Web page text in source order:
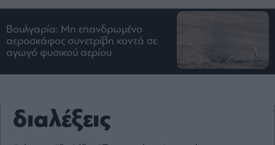
Ειδήσεις
Οικονομία
Business
Ναυτιλία
Real
Estate
Βουλγαρία: Μη επανδρωμένο
αεροσκάφος συνετρίβη κοντά σε
αγωγό φυσικού αερίου
διαλέξεις